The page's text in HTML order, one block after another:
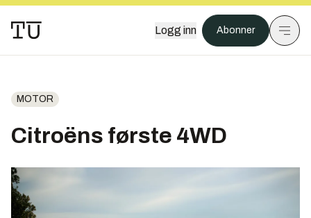
Logg inn Abonner
MOTOR
Citroëns første 4WD